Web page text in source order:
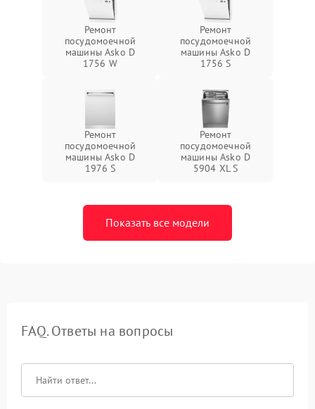
Ремонт
посудомоечной
машины Asko D
1756 W
Ремонт
посудомоечной
машины Asko D
1756 S
Ремонт
посудомоечной
машины Asko D
1976 S
Ремонт
посудомоечной
машины Asko D
5904 XL S
Показать все модели
FAQ. Ответы на вопросы